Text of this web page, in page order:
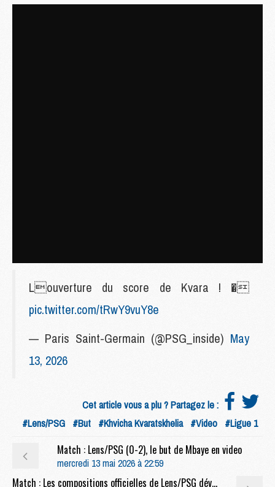
Louverture du score de Kvara ! �
pic.twitter.com/tRwY9vuY8e
— Paris Saint-Germain (@PSG_inside) May
13, 2026
Cet article vous a plu ? Partagez le :
#Lens/PSG #But #Khvicha Kvaratskhelia #Video #Ligue 1
Match : Lens/PSG (0-2), le but de Mbaye en video
mercredi 13 mai 2026 à 22:59
Match : Les compositions officielles de Lens/PSG dévoilées, Barcola titulaire